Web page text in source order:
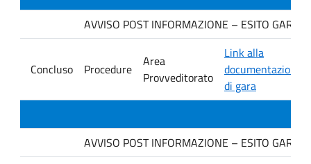
AVVISO POST INFORMAZIONE – ESITO GARA
Concluso Procedure
Area
Provveditorato
Link alla
documentazione
di gara
AVVISO POST INFORMAZIONE – ESITO GARA